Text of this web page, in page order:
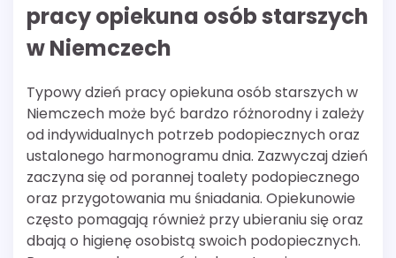
pracy opiekuna osób starszych
w Niemczech
Typowy dzień pracy opiekuna osób starszych w
Niemczech może być bardzo różnorodny i zależy
od indywidualnych potrzeb podopiecznych oraz
ustalonego harmonogramu dnia. Zazwyczaj dzień
zaczyna się od porannej toalety podopiecznego
oraz przygotowania mu śniadania. Opiekunowie
często pomagają również przy ubieraniu się oraz
dbają o higienę osobistą swoich podopiecznych.